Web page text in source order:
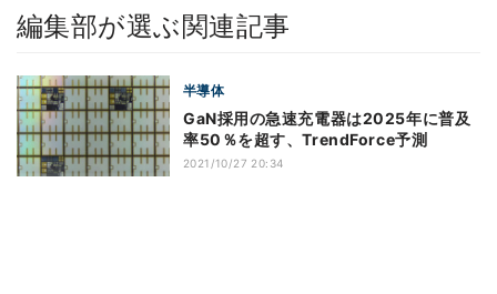
編集部が選ぶ関連記事
半導体
GaN採用の急速充電器は2025年に普及
率50％を超す、TrendForce予測
2021/10/27 20:34